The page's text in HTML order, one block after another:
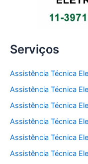
Serviços
Assistência Técnica
Assistência Técnica
Assistência Técnica
Assistência Técnica
Assistência Técnica
Assistência Técnica